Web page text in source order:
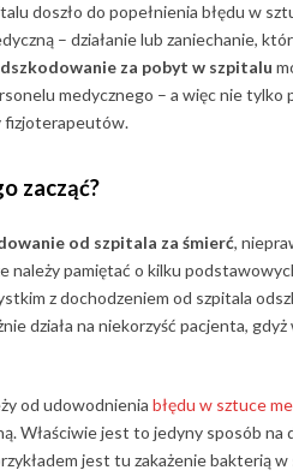
doszło do popełnienia błędu w
– działanie lub zaniechanie,
za pobyt w szpitalu
medycznego – a więc nie tylko
fizjoterapeutów.
zacząć?
od szpitala za śmierć,
należy pamiętać o kilku
z dochodzeniem od szpitala
działa na niekorzyść pacjenta,
od udowodnienia błędu w sztuce
Właściwie jest to jedyny sposób na
jest tu zakażenie bakterią w